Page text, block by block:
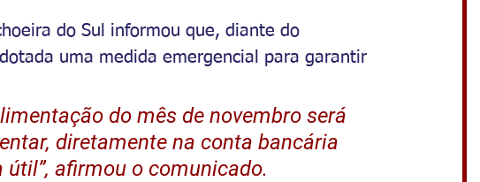
do Sul informou que, diante do
uma medida emergencial para garantir
do mês de novembro será
diretamente na conta bancária
útil”, afirmou o comunicado.